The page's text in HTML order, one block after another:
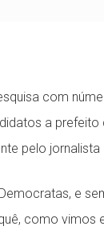
pesquisar ou
com
a
pelo jornalista
e
como vimos